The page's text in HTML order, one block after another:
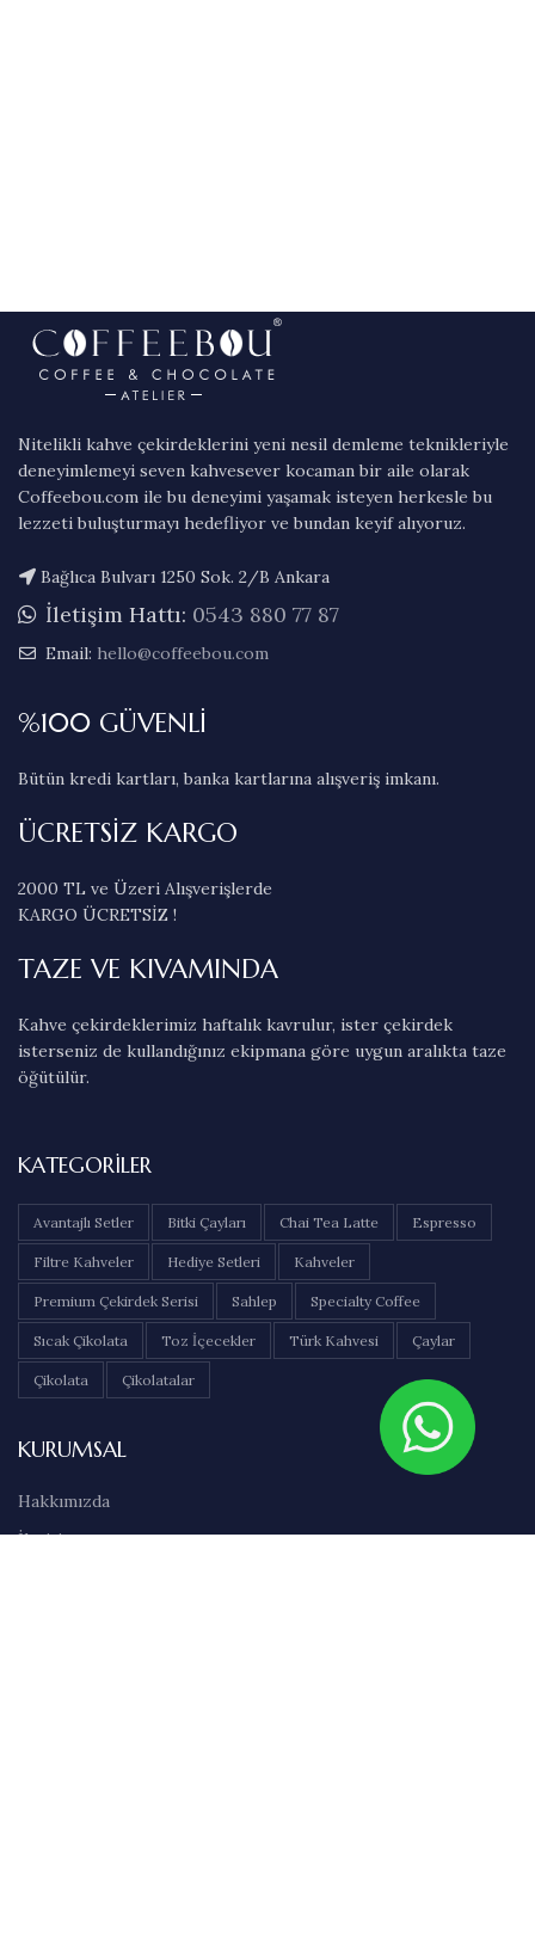
Nitelikli kahve çekirdeklerini yeni nesil demleme teknikleriyle
deneyimlemeyi seven kahvesever kocaman bir aile olarak
Coffeebou.com ile bu deneyimi yaşamak isteyen herkesle bu
lezzeti buluşturmayı hedefliyor ve bundan keyif alıyoruz.
Bağlıca Bulvarı 1250 Sok. 2/B Ankara
İletişim Hattı: 0543 880 77 87
Email: hello@coffeebou.com
%100 GÜVENLİ
Bütün kredi kartları, banka kartlarına alışveriş imkanı.
ÜCRETSİZ KARGO
2000 TL ve Üzeri Alışverişlerde
KARGO ÜCRETSİZ !
TAZE VE KIVAMINDA
Kahve çekirdeklerimiz haftalık kavrulur, ister çekirdek
isterseniz de kullandığınız ekipmana göre uygun aralıkta taze
öğütülür.
KATEGORILER
Avantajlı Setler Bitki Çayları Chai Tea Latte Espresso
Filtre Kahveler Hediye Setleri Kahveler
Premium Çekirdek Serisi Sahlep Specialty Coffee
Sıcak Çikolata Toz İçecekler Türk Kahvesi Çaylar
Çikolata Çikolatalar
KURUMSAL
Hakkımızda
İletişim